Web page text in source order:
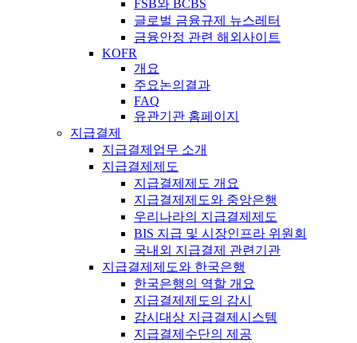
FSB와 BCBS
글로벌 금융규제 뉴스레터
금융안정 관련 해외사이트
KOFR
개요
주요논의결과
FAQ
유관기관 홈페이지
지급결제
지급결제업무 소개
지급결제제도
지급결제제도 개요
지급결제제도와 중앙은행
우리나라의 지급결제제도
BIS 지급 및 시장인프라 위원회
국내외 지급결제 관련기관
지급결제제도와 한국은행
한국은행의 역할 개요
지급결제제도의 감시
감시대상 지급결제시스템
지급결제수단의 제공